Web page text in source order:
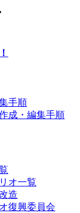
手順
成・編集手順
オ一覧
造
復興委員会